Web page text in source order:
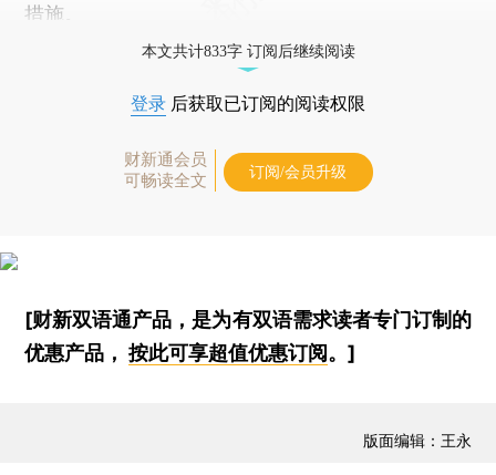
措施。
本文共计833字 订阅后继续阅读
登录 后获取已订阅的阅读权限
财新通会员
可畅读全文
订阅/会员升级
[财新双语通产品，是为有双语需求读者专门订制的
优惠产品，按此可享超值优惠订阅。]
版面编辑：王永